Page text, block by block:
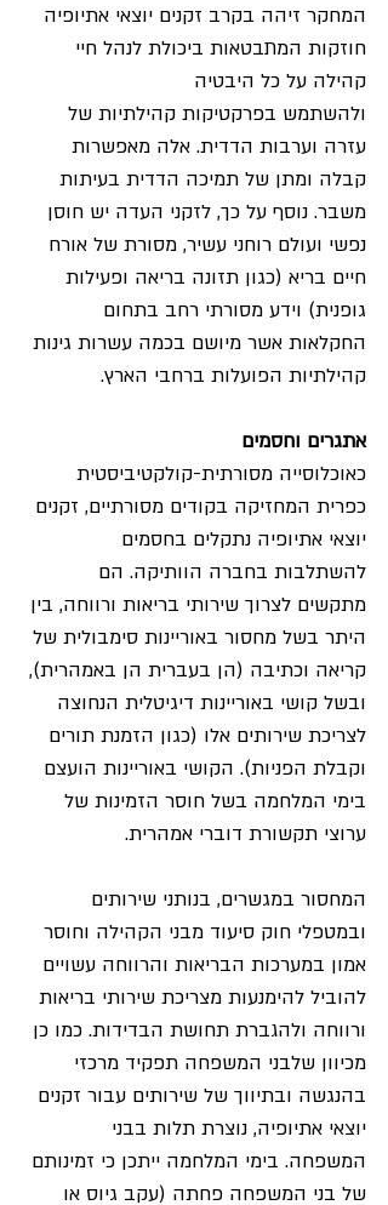
המחקר זיהה בקרב זקנים יוצאי אתיופיה
חוזקות המתבטאות ביכולת לנהל חיי
קהילה על כל היבטיה
ולהשתמש בפרקטיקות קהילתיות של
עזרה וערבות הדדית. אלה מאפשרות
קבלה ומתן של תמיכה הדדית בעיתות
משבר. נוסף על כך, לזקני העדה יש חוסן
נפשי ועולם רוחני עשיר, מסורת של אורח
חיים בריא (כגון תזונה בריאה ופעילות
גופנית) וידע מסורתי רחב בתחום
החקלאות אשר מיושם בכמה עשרות גינות
קהילתיות הפועלות ברחבי הארץ.
אתגרים וחסמים
כאוכלוסייה מסורתית-קולקטיביסטית
כפרית המחזיקה בקודים מסורתיים, זקנים
יוצאי אתיופיה נתקלים בחסמים
להשתלבות בחברה הוותיקה. הם
מתקשים לצרוך שירותי בריאות ורווחה, בין
היתר בשל מחסור באוריינות סימבולית של
קריאה וכתיבה (הן בעברית הן באמהרית),
ובשל קושי באוריינות דיגיטלית הנחוצה
לצריכת שירותים אלו (כגון הזמנת תורים
וקבלת הפניות). הקושי באוריינות הועצם
בימי המלחמה בשל חוסר הזמינות של
ערוצי תקשורת דוברי אמהרית.
המחסור במגשרים, בנותני שירותים
ובמטפלי חוק סיעוד מבני הקהילה וחוסר
אמון במערכות הבריאות והרווחה עשויים
להוביל להימנעות מצריכת שירותי בריאות
ורווחה ולהגברת תחושת הבדידות. כמו כן
מכיוון שלבני המשפחה תפקיד מרכזי
בהנגשה ובתיווך של שירותים עבור זקנים
יוצאי אתיופיה, נוצרת תלות בבני
המשפחה. בימי המלחמה ייתכן כי זמינותם
של בני המשפחה פחתה (עקב גיוס או